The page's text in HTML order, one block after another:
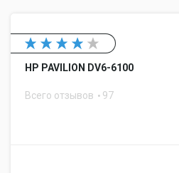
HP PAVILION DV6-6100
Всего отзывов 97